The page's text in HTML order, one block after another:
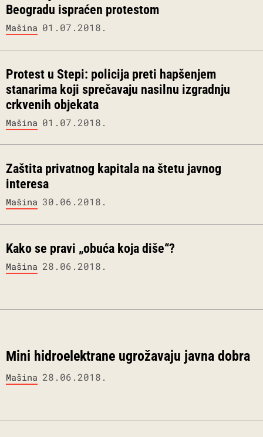
Beogradu ispraćen protestom
Mašina 01.07.2018.
Protest u Stepi: policija preti hapšenjem
stanarima koji sprečavaju nasilnu izgradnju
crkvenih objekata
Mašina 01.07.2018.
Zaštita privatnog kapitala na štetu javnog
interesa
Mašina 30.06.2018.
Kako se pravi „obuća koja diše“?
Mašina 28.06.2018.
Mini hidroelektrane ugrožavaju javna dobra
Mašina 28.06.2018.